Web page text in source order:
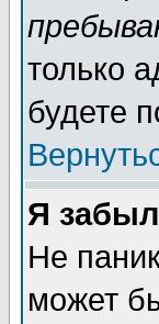
только
будете
Я
Не
может